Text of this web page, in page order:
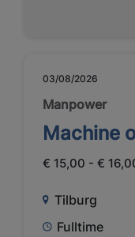
03/08/2026
Manpower
Machine
€ 15,00 - €
Tilburg
Fulltime